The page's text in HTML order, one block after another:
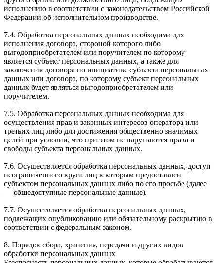
исполнению в соответствии с законодательством Российской
Федерации об исполнительном производстве.
7.4. Обработка персональных данных необходима для
исполнения договора, стороной которого либо
выгодоприобретателем или поручителем по которому
является субъект персональных данных, а также для
заключения договора по инициативе субъекта персональных
данных или договора, по которому субъект персональных
данных будет являться выгодоприобретателем или
поручителем.
7.5. Обработка персональных данных необходима для
осуществления прав и законных интересов оператора или
третьих лиц либо для достижения общественно значимых
целей при условии, что при этом не нарушаются права и
свободы субъекта персональных данных.
7.6. Осуществляется обработка персональных данных, доступ
неограниченного круга лиц к которым предоставлен
субъектом персональных данных либо по его просьбе (далее
— общедоступные персональные данные).
7.7. Осуществляется обработка персональных данных,
подлежащих опубликованию или обязательному раскрытию в
соответствии с федеральным законом.
8. Порядок сбора, хранения, передачи и других видов
обработки персональных данных